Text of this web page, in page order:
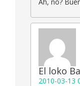
El loko
2010-03-13